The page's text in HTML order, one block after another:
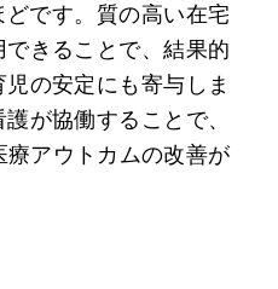
です。質の高い在宅
きることで、結果的
の安定にも寄与しま
が協働することで、
アウトカムの改善が